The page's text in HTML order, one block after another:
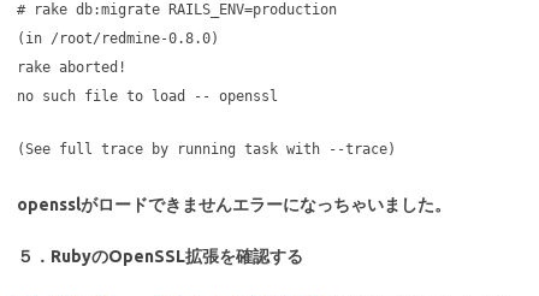
# rake db:migrate RAILS_ENV=production
(in /root/redmine-0.8.0)
rake aborted!
no such file to load -- openssl
(See full trace by running task with --trace)
opensslがロードできませんエラーになっちゃいました。
５．RubyのOpenSSL拡張を確認する